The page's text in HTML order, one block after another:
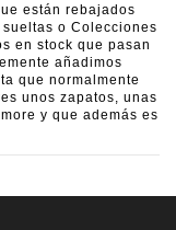
están rebajados
o Colecciones
en stock que pasan
añadimos
que normalmente
unos zapatos, unas
y que además es